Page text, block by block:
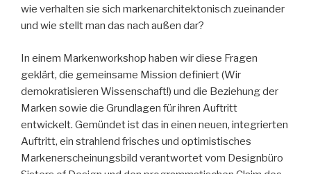
wie verhalten sie sich markenarchitektonisch zueinander
und wie stellt man das nach außen dar?
In einem Markenworkshop haben wir diese Fragen
geklärt, die gemeinsame Mission definiert (Wir
demokratisieren Wissenschaft!) und die Beziehung der
Marken sowie die Grundlagen für ihren Auftritt
entwickelt. Gemündet ist das in einen neuen, integrierten
Auftritt, ein strahlend frisches und optimistisches
Markenerscheinungsbild verantwortet vom Designbüro